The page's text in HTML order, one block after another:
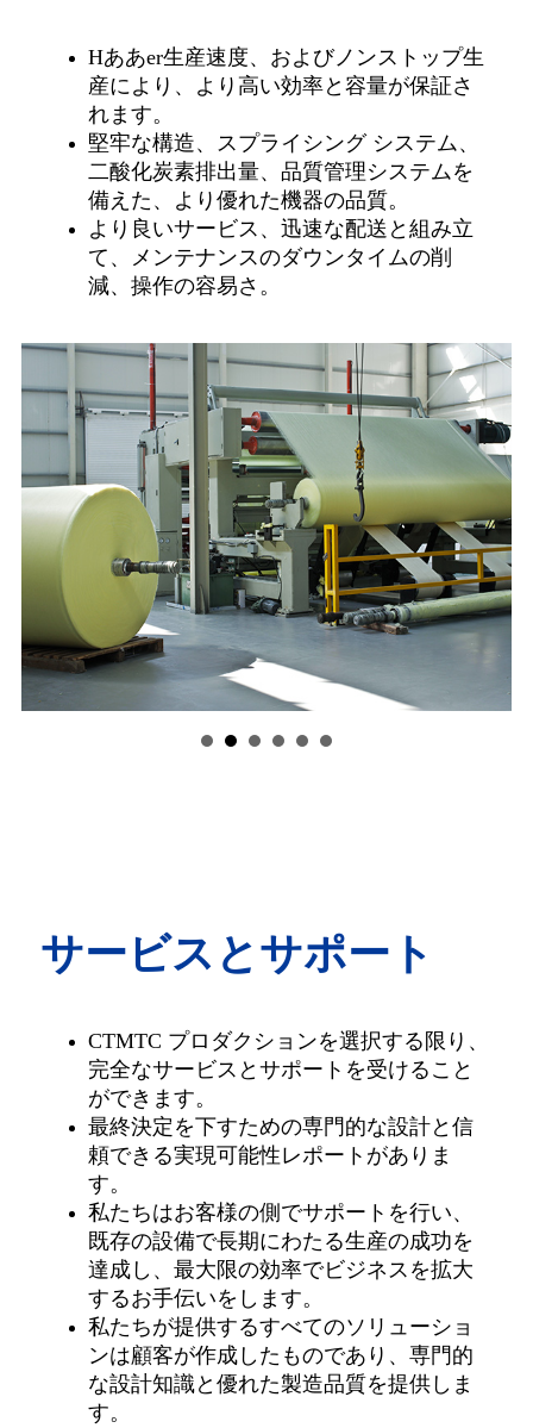
Hああer生産速度、およびノンストップ生
産により、より高い効率と容量が保証さ
れます。
堅牢な構造、スプライシング システム、
二酸化炭素排出量、品質管理システムを
備えた、より優れた機器の品質。
より良いサービス、迅速な配送と組み立
て、メンテナンスのダウンタイムの削
減、操作の容易さ。
サービスとサポート
CTMTC プロダクションを選択する限り、
完全なサービスとサポートを受けること
ができます。
最終決定を下すための専門的な設計と信
頼できる実現可能性レポートがありま
す。
私たちはお客様の側でサポートを行い、
既存の設備で長期にわたる生産の成功を
達成し、最大限の効率でビジネスを拡大
するお手伝いをします。
私たちが提供するすべてのソリューショ
ンは顧客が作成したものであり、専門的
な設計知識と優れた製造品質を提供しま
す。